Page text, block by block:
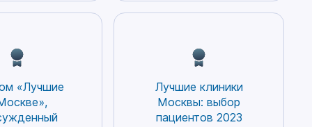
«Лучшие
Лучшие клиники
Москвы: выбор
пациентов 2023